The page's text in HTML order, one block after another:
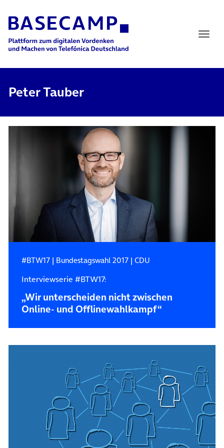
Main Navigation
Peter Tauber
#BTW17| Bundestagswahl 2017| CDU
Interviewserie #BTW17:
„Wir unterscheiden nicht zwischen
Online- und Offlinewahlkampf“